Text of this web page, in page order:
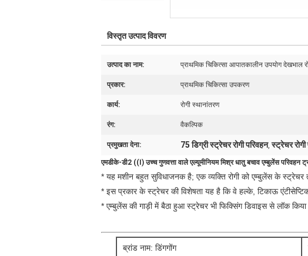
विस्तृत उत्पाद विवरण
उत्पाद का नाम: प्राथमिक चिकित्सा आपातकालीन उपयोग देखभाल
प्रकार: प्राथमिक चिकित्सा उपकरण
कार्य: रोगी स्थानांतरण
रंग: वैकल्पिक
प्रमुखता देना: 75 डिग्री स्ट्रेचर रोगी परिवहन,स्ट्रेचर
एमडीके-डी2 ((I) उच्च गुणवत्ता वाले एल्यूमीनियम मिश्र धातु बचाव एम्बुलेंस परिवहन
* यह मशीन बहुत सुविधाजनक है; एक व्यक्ति रोगी को एम्बुलेंस के
* इस प्रकार के स्ट्रेचर की विशेषता यह है कि वे हल्के, टिकाऊ
* एम्बुलेंस की गाड़ी में बैठा हुआ स्ट्रेचर भी फिक्सिंग डिवाइस से लॉक
ब्रांड नाम: डिंगगोंग